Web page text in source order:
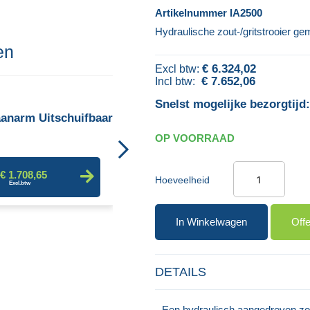
Uitschuifbaar
€ 1.708,65
Kraancontainer - Zelflossend
Artikelnummer IA2500
Hydraulische zout-/gritstrooier
€ 6.324,02
€ 7.652,06
Snelst mogelijke bezorgtijd:
OP VOORRAAD
Hoeveelheid
In Winkelwagen
DETAILS